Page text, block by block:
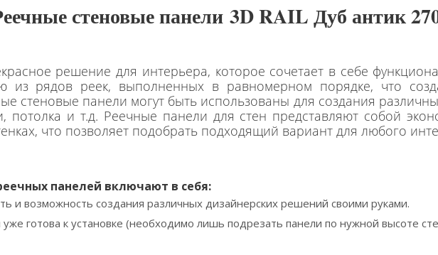
стеновые панели 3D RAIL Дуб антик
решение для интерьера, которое сочетает в себе
из рядов реек, выполненных в равномерном порядке, что
стеновые панели могут быть использованы для создания
потолка и т.д. Реечные панели для стен представляют собой
что позволяет подобрать подходящий вариант для любого
панелей включают в себя:
и возможность создания различных дизайнерских решений своими руками.
уже готова к установке (необходимо лишь подрезать панели по нужной высоте